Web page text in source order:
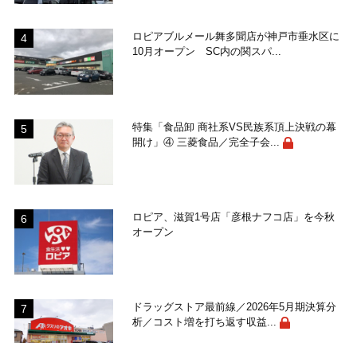
ロピアブルメール舞多聞店が神戸市垂水区に
10月オープン SC内の関スパ...
特集「食品卸 商社系VS民族系頂上決戦の幕
開け」④ 三菱食品／完全子会...
ロピア、滋賀1号店「彦根ナフコ店」を今秋
オープン
ドラッグストア最前線／2026年5月期決算分
析／コスト増を打ち返す収益...